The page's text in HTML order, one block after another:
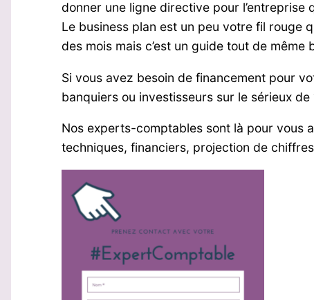
donner une ligne directive pour l’entreprise
Le business plan est un peu votre fil rouge
des mois mais c’est un guide tout de
Si vous avez besoin de financement pour
banquiers ou investisseurs sur le sérieux
Nos experts-comptables sont là pour vous
techniques, financiers, projection de